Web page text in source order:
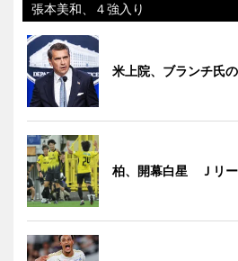
張本美和、４強入り
米上院、ブランチ氏
柏、開幕白星 Ｊリ